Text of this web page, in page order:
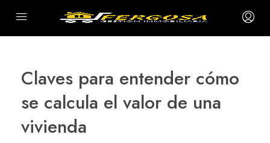
Claves para entender cómo
se calcula el valor de una
vivienda